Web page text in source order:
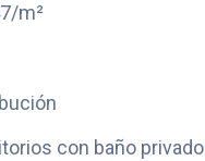
m²
con baño privado